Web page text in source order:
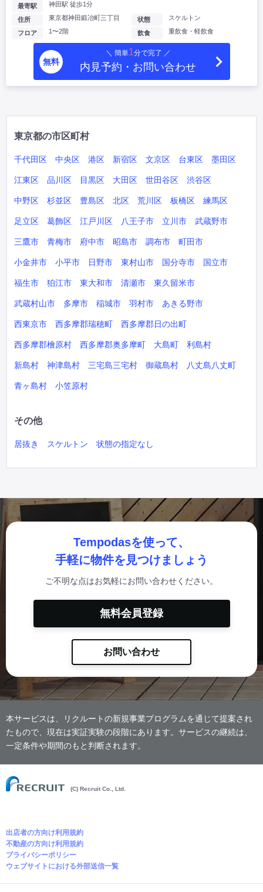
最寄駅 神田駅 徒歩1分
住所 東京都神田鍛冶町三丁目
フロア 1〜2階
状態 スケルトン
飲食 重飲食・軽飲食
無料
＼ 簡単1分で完了 ／
内見予約・お問い合わせ
東京都の市区町村
千代田区 中央区 港区 新宿区 文京区 台東区 墨田区
江東区 品川区 目黒区 大田区 世田谷区 渋谷区
中野区 杉並区 豊島区 北区 荒川区 板橋区 練馬区
足立区 葛飾区 江戸川区 八王子市 立川市 武蔵野市
三鷹市 青梅市 府中市 昭島市 調布市 町田市
小金井市 小平市 日野市 東村山市 国分寺市 国立市
福生市 狛江市 東大和市 清瀬市 東久留米市
武蔵村山市 多摩市 稲城市 羽村市 あきる野市
西東京市 西多摩郡瑞穂町 西多摩郡日の出町
西多摩郡檜原村 西多摩郡奥多摩町 大島町 利島村
新島村 神津島村 三宅島三宅村 御蔵島村 八丈島八丈町
青ヶ島村 小笠原村
その他
居抜き スケルトン 状態の指定なし
Tempodasを使って、
手軽に物件を見つけましょう
ご不明な点はお気軽にお問い合わせください。
無料会員登録
お問い合わせ
本サービスは、リクルートの新規事業プログラムを通じて提案され
たもので、現在は実証実験の段階にあります。サービスの継続は、
一定条件や期間のもと判断されます。
(C) Recruit Co., Ltd.
出店者の方向け利用規約
不動産の方向け利用規約
プライバシーポリシー
ウェブサイトにおける外部送信一覧